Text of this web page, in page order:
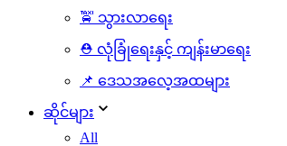
🚖 သွားလာရေး
⛑️ လုံခြုံရေးနှင့် ကျန်းမာရေး
📌 ဒေသအလေ့အထများ
ဆိုင်များ
All